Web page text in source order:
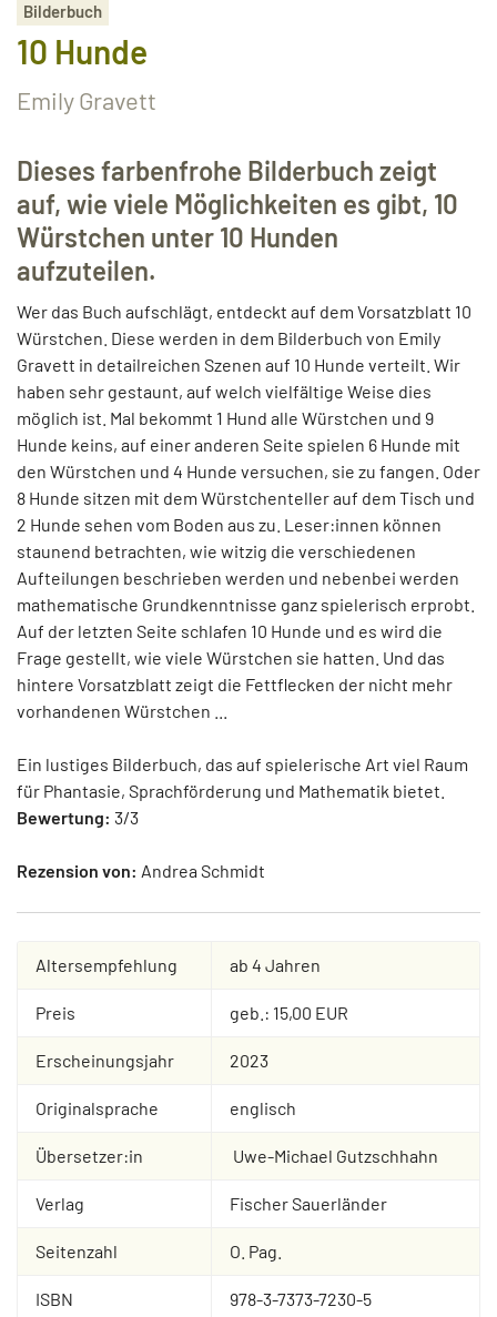
Bilderbuch
10 Hunde
Emily Gravett
Dieses farbenfrohe Bilderbuch zeigt
auf, wie viele Möglichkeiten es gibt, 10
Würstchen unter 10 Hunden
aufzuteilen.
Wer das Buch aufschlägt, entdeckt auf dem Vorsatzblatt 10
Würstchen. Diese werden in dem Bilderbuch von Emily
Gravett in detailreichen Szenen auf 10 Hunde verteilt. Wir
haben sehr gestaunt, auf welch vielfältige Weise dies
möglich ist. Mal bekommt 1 Hund alle Würstchen und 9
Hunde keins, auf einer anderen Seite spielen 6 Hunde mit
den Würstchen und 4 Hunde versuchen, sie zu fangen. Oder
8 Hunde sitzen mit dem Würstchenteller auf dem Tisch und
2 Hunde sehen vom Boden aus zu. Leser:innen können
staunend betrachten, wie witzig die verschiedenen
Aufteilungen beschrieben werden und nebenbei werden
mathematische Grundkenntnisse ganz spielerisch erprobt.
Auf der letzten Seite schlafen 10 Hunde und es wird die
Frage gestellt, wie viele Würstchen sie hatten. Und das
hintere Vorsatzblatt zeigt die Fettflecken der nicht mehr
vorhandenen Würstchen ...
Ein lustiges Bilderbuch, das auf spielerische Art viel Raum
für Phantasie, Sprachförderung und Mathematik bietet.
Bewertung: 3/3
Rezension von: Andrea Schmidt
Altersempfehlung ab 4 Jahren
Preis geb.: 15,00 EUR
Erscheinungsjahr 2023
Originalsprache englisch
Übersetzer:in Uwe-Michael Gutzschhahn
Verlag Fischer Sauerländer
Seitenzahl O. Pag.
ISBN 978-3-7373-7230-5